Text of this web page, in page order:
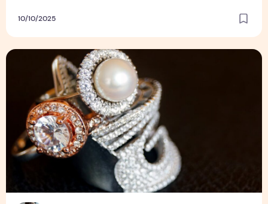
10/10/2025
Tout savoir sur les meilleurs accessoires pour votre